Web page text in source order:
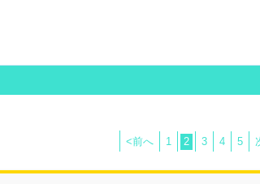
<前へ 1 2 3 4 5